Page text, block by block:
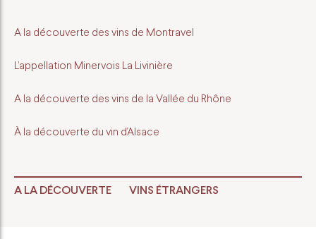
A la découverte des vins de Montravel
L’appellation Minervois La Livinière
A la découverte des vins de la Vallée du Rhône
À la découverte du vin d’Alsace
A LA DÉCOUVERTE VINS ÉTRANGERS